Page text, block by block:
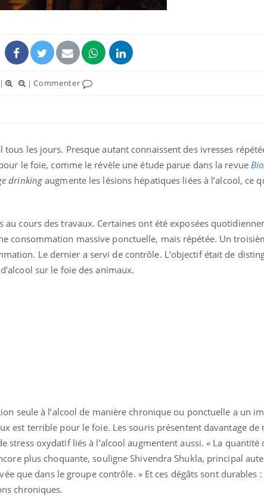
| |Commenter
tous les jours. Presque autant connaissent des ivresses
le foie, comme le révèle une étude parue dans la revue
drinking augmente les lésions hépatiques liées à l’alcool, ce
au cours des travaux. Certaines ont été exposées
consommation massive ponctuelle, mais répétée. Un
Le dernier a servi de contrôle. L’objectif était de
sur le foie des animaux.
seule à l’alcool de manière chronique ou ponctuelle a un
est terrible pour le foie. Les souris présentent davantage de
stress oxydatif liés à l’alcool augmentent aussi. « La quantité
plus choquante, souligne Shivendra Shukla, principal
que dans le groupe contrôle. » Et ces dégâts sont durables
chroniques.
Comment gérer le
sommeil des enfants en
vacances ?
Cerveau :